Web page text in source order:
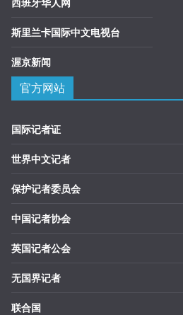
斯里兰卡国际中文电视台
渥京新闻
官方网站
国际记者证
世界中文记者
保护记者委员会
中国记者协会
英国记者公会
无国界记者
联合国